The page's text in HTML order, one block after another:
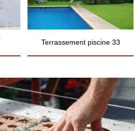
Terrassement piscine 33